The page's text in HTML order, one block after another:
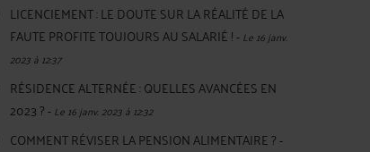
LICENCIEMENT : LE DOUTE SUR LA RÉALITÉ DE LA
FAUTE PROFITE TOUJOURS AU SALARIÉ !-Le 16 janv.
2023 à 12:37
RÉSIDENCE ALTERNÉE : QUELLES AVANCÉES EN
2023 ?-Le 16 janv. 2023 à 12:32
COMMENT RÉVISER LA PENSION ALIMENTAIRE ?-